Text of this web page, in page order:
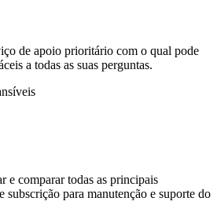
de apoio prioritário com o qual pode
a todas as suas perguntas.
e comparar todas as principais
subscrição para manutenção e suporte do